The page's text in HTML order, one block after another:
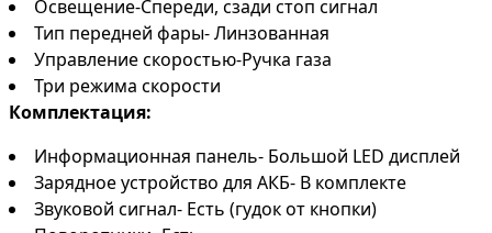
Освещение-Спереди, сзади стоп сигнал
Тип передней фары- Линзованная
Управление скоростью-Ручка газа
Три режима скорости
Комплектация:
Информационная панель- Большой LED дисплей
Зарядное устройство для АКБ- В комплекте
Звуковой сигнал- Есть (гудок от кнопки)